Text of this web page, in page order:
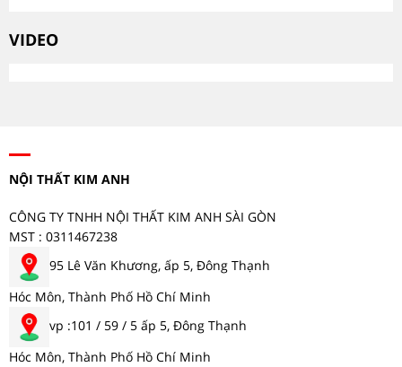
VIDEO
NỘI THẤT KIM ANH
CÔNG TY TNHH NỘI THẤT KIM ANH SÀI GÒN
MST : 0311467238
95 Lê Văn Khương, ấp 5, Đông Thạnh
Hóc Môn, Thành Phố Hồ Chí Minh
vp :101 / 59 / 5 ấp 5, Đông Thạnh
Hóc Môn, Thành Phố Hồ Chí Minh